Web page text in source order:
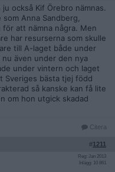
också Kif Örebro nämnas.
Anna Sandberg,
att nämna några. Men
har resurserna som skulle
till A-laget både under
även under den nya
under vintern och laget
Sveriges bästa tjej född
så kanske kan få lite
om hon utgick skadad
Citera
#1211
Reg: Jan 2013
Inlägg: 10 861